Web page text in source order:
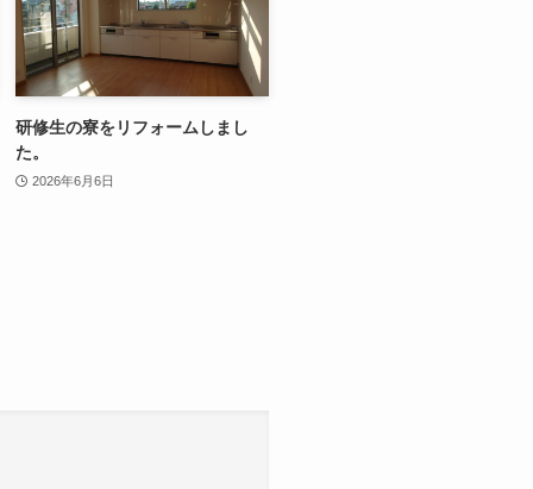
研修生の寮をリフォームしまし
た。
2026年6月6日